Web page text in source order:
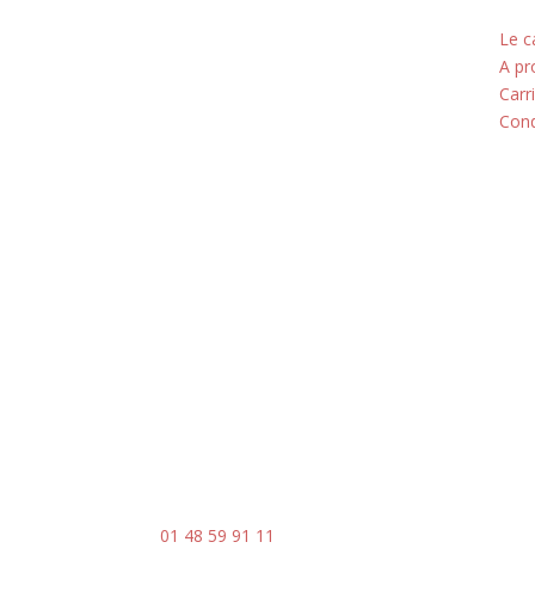
01 48 59 91 11
Le
A